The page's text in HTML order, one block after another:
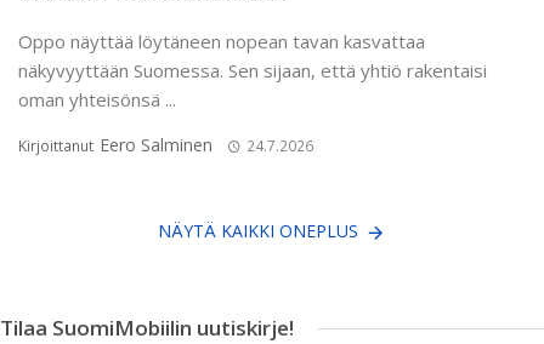
Oppo näyttää löytäneen nopean tavan kasvattaa
näkyvyyttään Suomessa. Sen sijaan, että yhtiö rakentaisi
oman yhteisönsä ...
Kirjoittanut Eero Salminen 24.7.2026
NÄYTÄ KAIKKI ONEPLUS
Tilaa SuomiMobiilin uutiskirje!